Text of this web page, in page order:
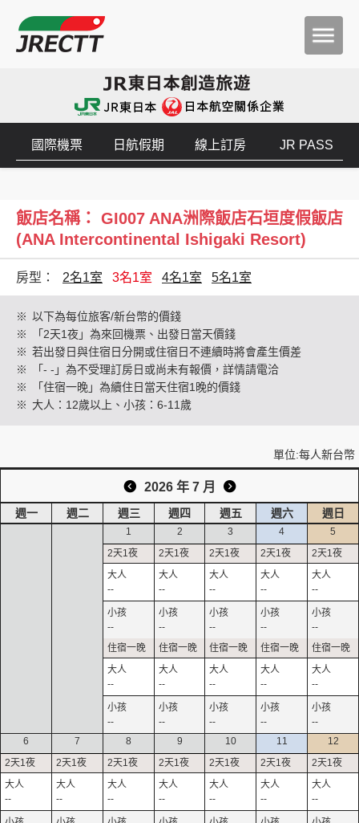
國際機票 日航假期 線上訂房 JR PASS
飯店名稱： GI007 ANA洲際飯店石垣度假飯店
(ANA Intercontinental Ishigaki Resort)
房型： 2名1室 3名1室 4名1室 5名1室
※ 以下為每位旅客/新台幣的價錢
※
「2天1夜」為來回機票、出發日當天價錢
※ 若出發日與住宿日分開或住宿日不連續時將會產生價差
※
「- -」為不受理訂房日或尚未有報價，詳情請電洽
※
「住宿一晚」為續住日當天住宿1晚的價錢
※ 大人：12歲以上、小孩：6-11歲
單位:每人新台幣
2026 年 7 月
週一 週二 週三 週四 週五 週六 週日
1
--
--
--
--
2
--
--
--
--
3
--
--
--
--
4
--
--
--
--
5
--
--
--
--
6
--
7
--
8
--
9
--
10
--
11
--
12
--